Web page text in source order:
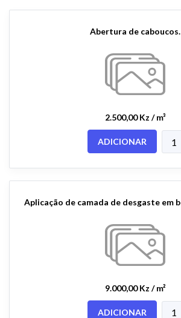
Abertura de caboucos.
2.500,00 Kz / m³
ADICIONAR
9.000,00 Kz / m²
ADICIONAR